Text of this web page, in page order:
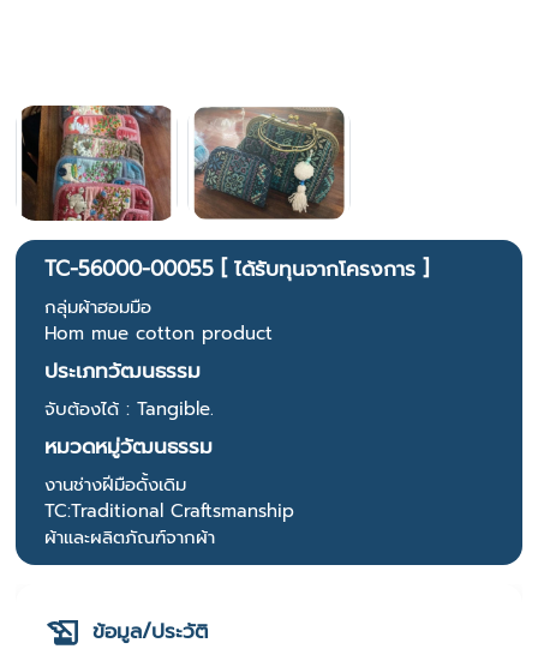
TC-56000-00055 [ ได้รับทุนจากโครงการ ]
กลุ่มผ้าฮอมมือ
Hom mue cotton product
ประเภทวัฒนธรรม
จับต้องได้ : Tangible.
หมวดหมู่วัฒนธรรม
งานช่างฝีมือดั้งเดิม
TC:Traditional Craftsmanship
ผ้าและผลิตภัณฑ์จากผ้า
ข้อมูล/ประวัติ